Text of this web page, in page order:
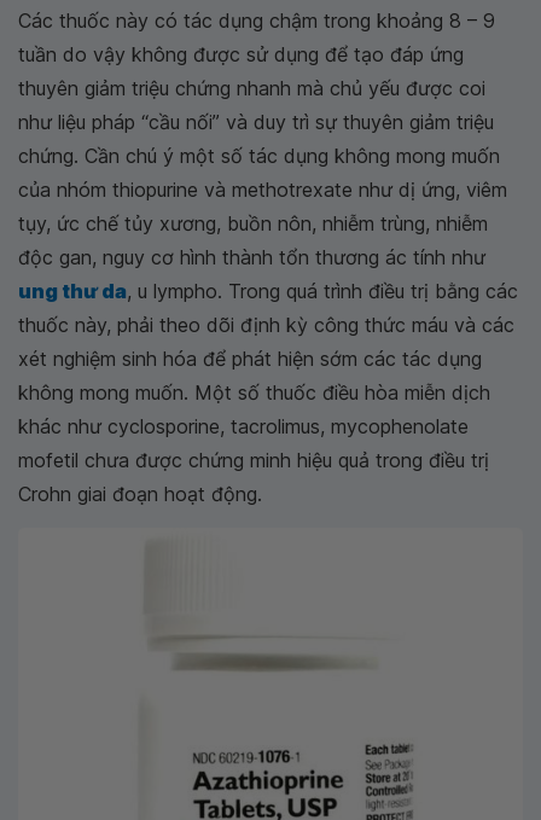
Các thuốc này có tác dụng chậm trong khoảng 8 – 9
tuần do vậy không được sử dụng để tạo đáp ứng
thuyên giảm triệu chứng nhanh mà chủ yếu được coi
như liệu pháp “cầu nối” và duy trì sự thuyên giảm triệu
chứng. Cần chú ý một số tác dụng không mong muốn
của nhóm thiopurine và methotrexate như dị ứng, viêm
tụy, ức chế tủy xương, buồn nôn, nhiễm trùng, nhiễm
độc gan, nguy cơ hình thành tổn thương ác tính như
ung thư da, u lympho. Trong quá trình điều trị bằng các
thuốc này, phải theo dõi định kỳ công thức máu và các
xét nghiệm sinh hóa để phát hiện sớm các tác dụng
không mong muốn. Một số thuốc điều hòa miễn dịch
khác như cyclosporine, tacrolimus, mycophenolate
mofetil chưa được chứng minh hiệu quả trong điều trị
Crohn giai đoạn hoạt động.